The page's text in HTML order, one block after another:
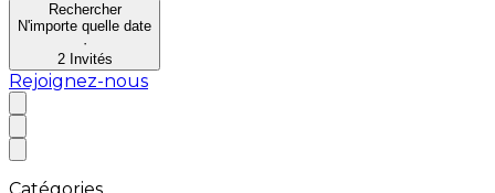
Rechercher
N'importe quelle date
·
2 Invités
Rejoignez-nous